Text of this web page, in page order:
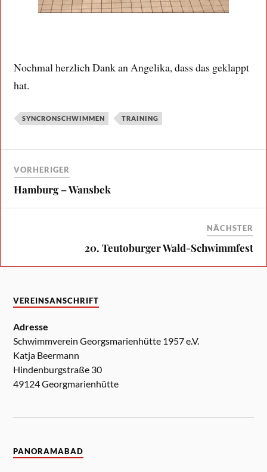
Nochmal herzlich Dank an Angelika, dass das geklappt
hat.
SYNCRONSCHWIMMEN TRAINING
VORHERIGER
Hamburg – Wansbek
NÄCHSTER
20. Teutoburger Wald-Schwimmfest
VEREINSANSCHRIFT
Adresse
Schwimmverein Georgsmarienhütte 1957 e.V.
Katja Beermann
Hindenburgstraße 30
49124 Georgmarienhütte
PANORAMABAD